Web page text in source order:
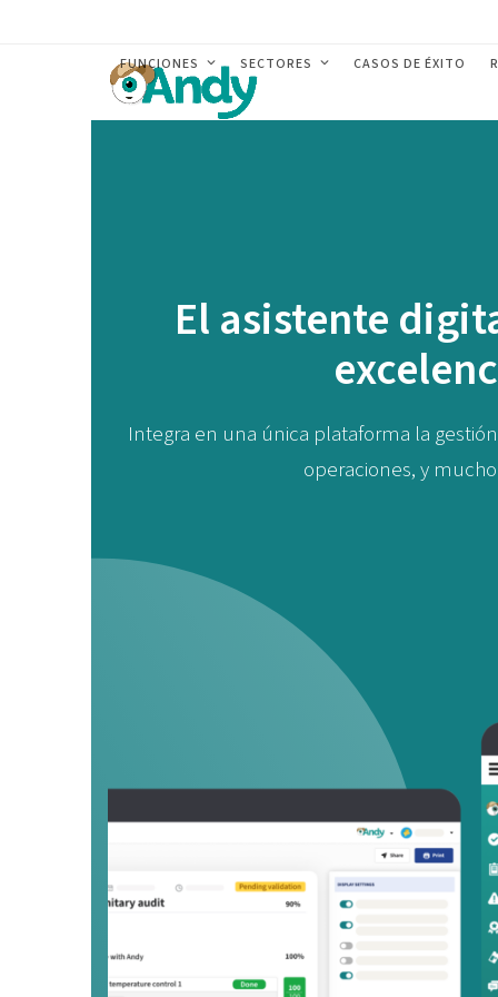
FUNCIONES SECTORES CASOS DE ÉXITO
El asistente
Integra en una única plataforma la
operaciones, y